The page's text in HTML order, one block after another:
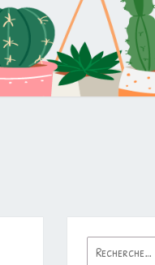
Rechercher